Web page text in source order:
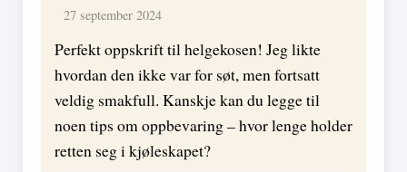
27 september 2024
Perfekt oppskrift til helgekosen! Jeg likte
hvordan den ikke var for søt, men fortsatt
veldig smakfull. Kanskje kan du legge til
noen tips om oppbevaring – hvor lenge holder
retten seg i kjøleskapet?